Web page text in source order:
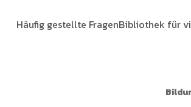
Häufig gestellte FragenBibliothek für